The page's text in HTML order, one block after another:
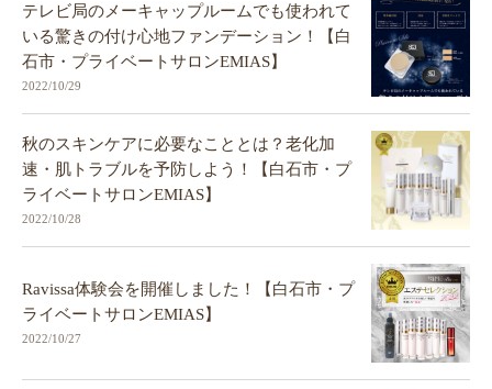
テレビ局のメーキャップルームでも使われて
いる驚きの付け心地ファンデーション！【白
石市・プライベートサロンEMIAS】
2022/10/29
秋のスキンケアに必要なこととは？老化加
速・肌トラブルを予防しよう！【白石市・プ
ライベートサロンEMIAS】
2022/10/28
Ravissa体験会を開催しました！【白石市・プ
ライベートサロンEMIAS】
2022/10/27